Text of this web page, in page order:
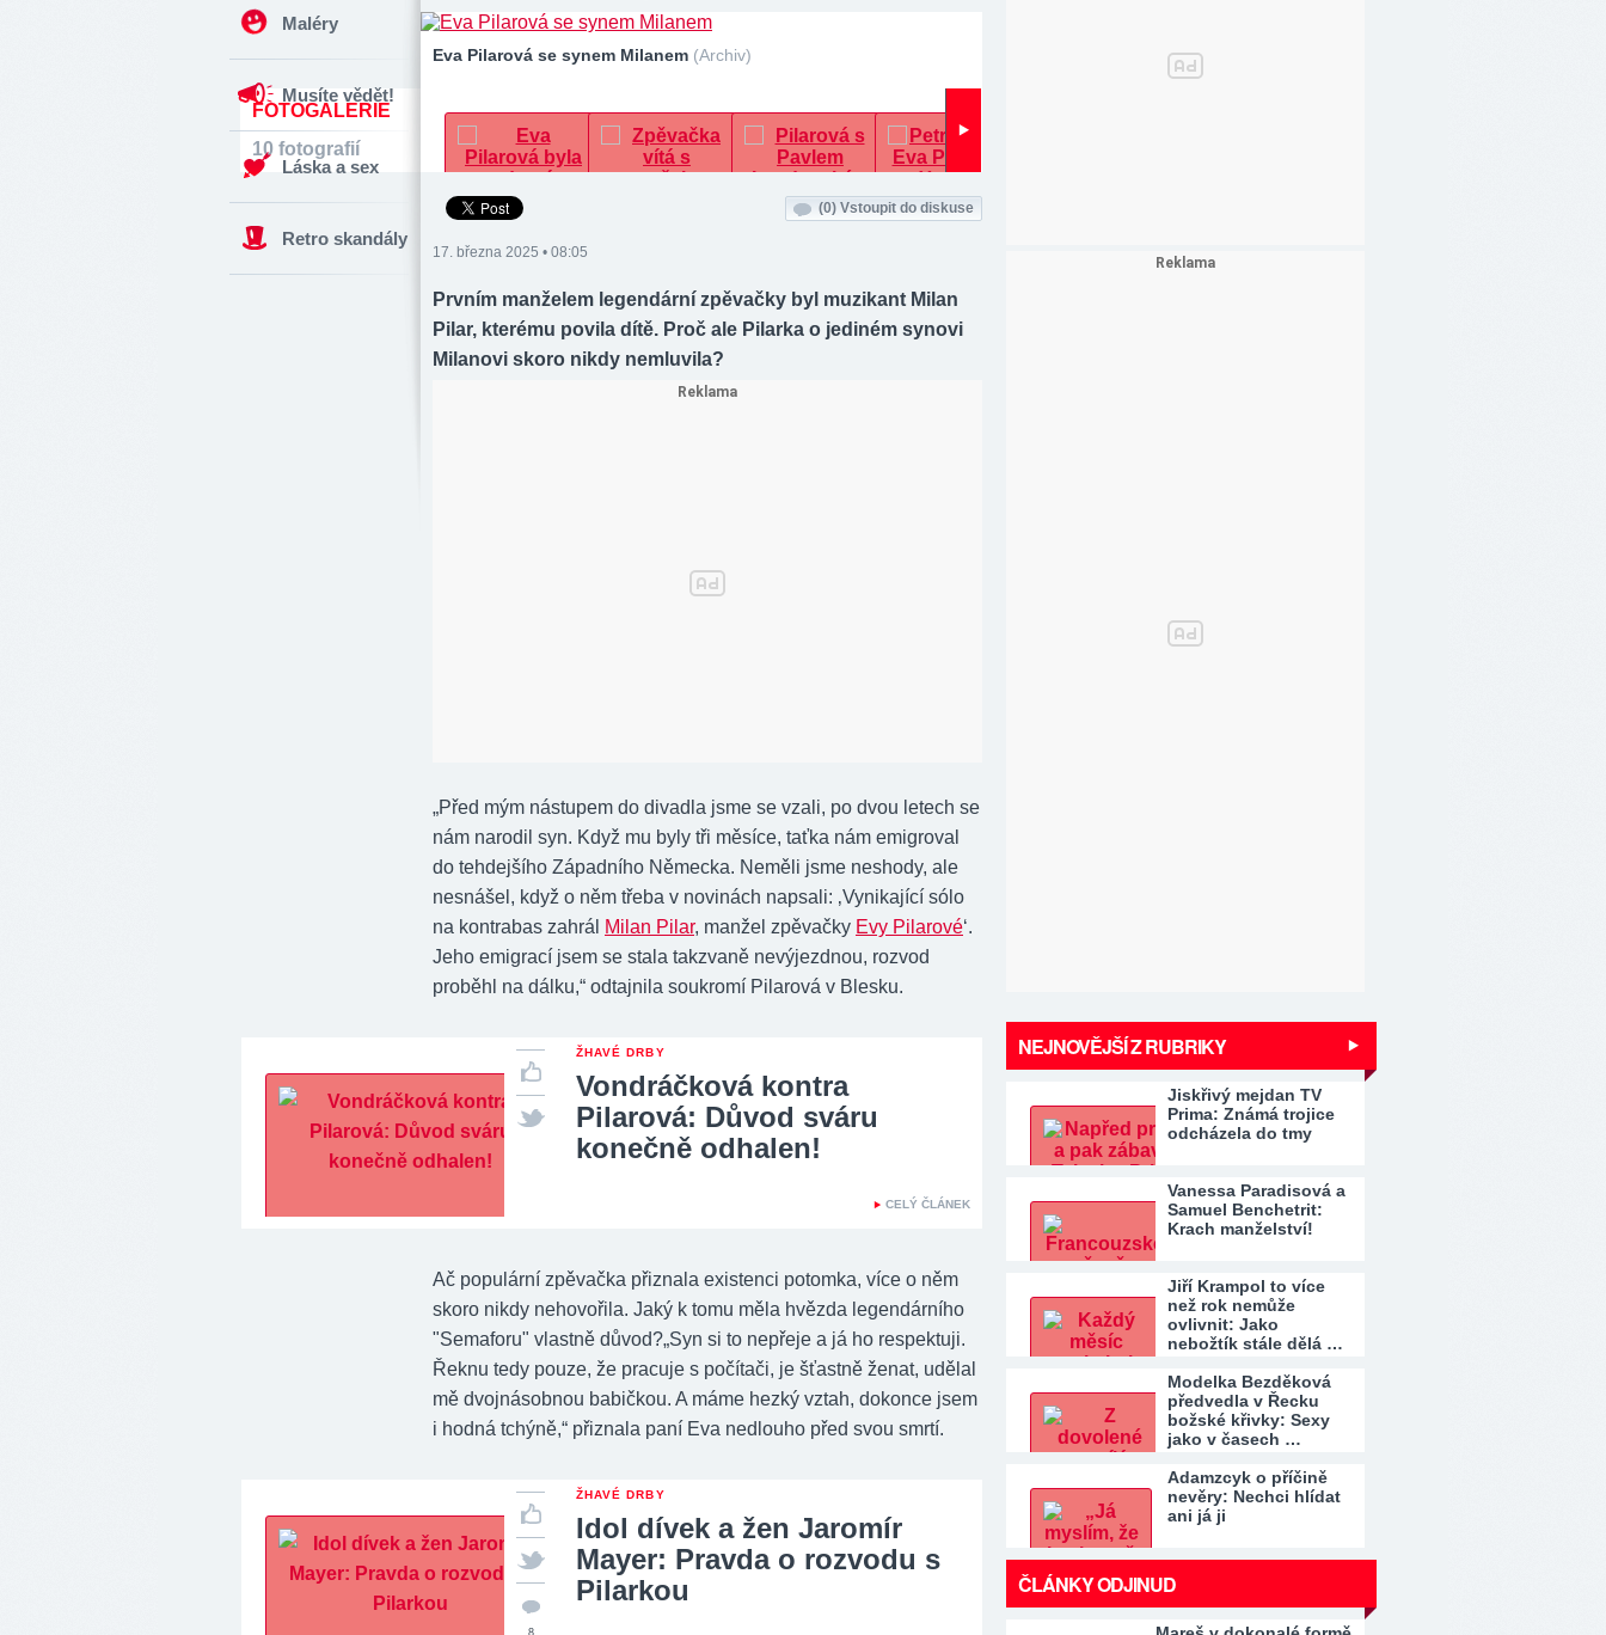
Maléry
Musíte vědět!
Láska a sex
Retro skandály
Eva Pilarová se synem Milanem (Archiv)
FOTOGALERIE
10 fotografií
(0) Vstoupit do diskuse
17. března 2025 • 08:05
Prvním manželem legendární zpěvačky byl muzikant Milan
Pilar, kterému povila dítě. Proč ale Pilarka o jediném synovi
Milanovi skoro nikdy nemluvila?
„Před mým nástupem do divadla jsme se vzali, po dvou letech se
nám narodil syn. Když mu byly tři měsíce, taťka nám emigroval
do tehdejšího Západního Německa. Neměli jsme neshody, ale
nesnášel, když o něm třeba v novinách napsali: ‚Vynikající sólo
na kontrabas zahrál
Milan Pilar, manžel zpěvačky Evy Pilarové‘.
Jeho emigrací jsem se stala takzvaně nevýjezdnou, rozvod
proběhl na dálku,“ odtajnila soukromí Pilarová v Blesku.
ŽHAVÉ DRBY
Vondráčková kontra
Pilarová: Důvod sváru
konečně odhalen!
CELÝ ČLÁNEK
Ač populární zpěvačka přiznala existenci potomka, více o něm
skoro nikdy nehovořila. Jaký k tomu měla hvězda legendárního
"Semaforu" vlastně důvod?„Syn si to nepřeje a já ho respektuji.
Řeknu tedy pouze, že pracuje s počítači, je šťastně ženat, udělal
mě dvojnásobnou babičkou. A máme hezký vztah, dokonce jsem
i hodná tchýně,“ přiznala paní Eva nedlouho před svou smrtí.
ŽHAVÉ DRBY
Idol dívek a žen Jaromír
Mayer: Pravda o rozvodu s
Pilarkou
8
NEJNOVĚJŠÍ Z RUBRIKY
Jiskřivý mejdan TV
Prima: Známá trojice
odcházela do tmy
Vanessa Paradisová a
Samuel Benchetrit:
Krach manželství!
Jiří Krampol to více
než rok nemůže
ovlivnit: Jako
nebožtík stále dělá …
Modelka Bezděková
předvedla v Řecku
božské křivky: Sexy
jako v časech …
Adamzcyk o příčině
nevěry: Nechci hlídat
ani já ji
ČLÁNKY ODJINUD